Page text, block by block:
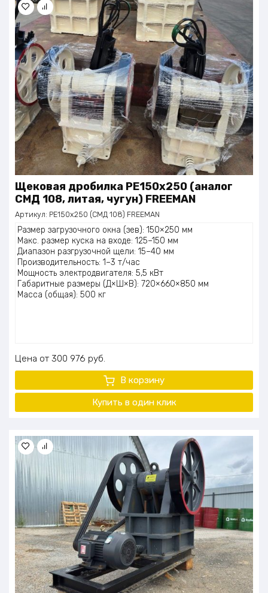
Щековая дробилка PE150х250 (аналог
СМД 108, литая, чугун) FREEMAN
Артикул: PE150х250 (СМД 108) FREEMAN
Размер загрузочного окна (зев): 150×250 мм
Макс. размер куска на входе: 125–150 мм
Диапазон разгрузочной щели: 15–40 мм
Производительность: 1–3 т/час
Мощность электродвигателя: 5,5 кВт
Габаритные размеры (Д×Ш×В): 720×660×850 мм
Масса (общая): 500 кг
Цена 300 976 руб.
В корзину
Купить в один клик